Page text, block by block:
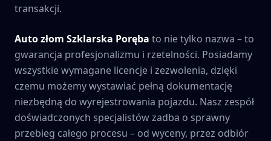
transakcji.
Auto złom Szklarska Poręba to nie tylko nazwa – to
gwarancja profesjonalizmu i rzetelności. Posiadamy
wszystkie wymagane licencje i zezwolenia, dzięki
czemu możemy wystawiać pełną dokumentację
niezbędną do wyrejestrowania pojazdu. Nasz zespół
doświadczonych specjalistów zadba o sprawny
przebieg całego procesu – od wyceny, przez odbiór